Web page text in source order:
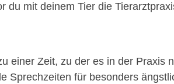
du mit deinem Tier die
einer Zeit, zu der es in der
Sprechzeiten für besonders